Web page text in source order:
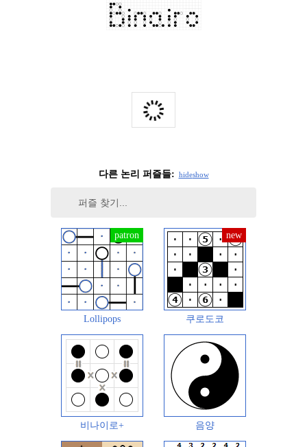
다른 논리 퍼즐들: hideshow
Lollipops 쿠로도코
비나이로+ 음양